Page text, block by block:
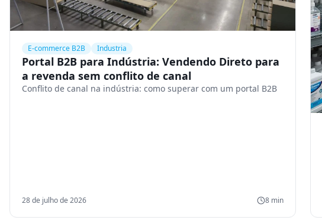
E-commerce B2B Industria
Portal B2B para Indústria: Vendendo Direto para
a revenda sem conflito de canal
Conflito de canal na indústria: como superar com um portal B2B
28 de julho de 2026 8 min